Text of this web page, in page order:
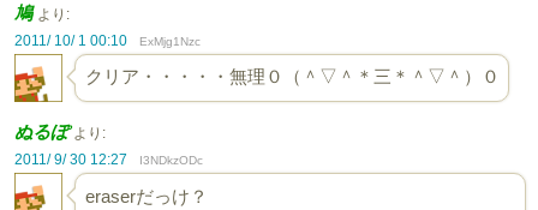
鳩 より:
2011/ 10/ 1 00:10
ExMjg1Nzc
クリア・・・・・無理０（＾▽＾＊三＊＾▽＾）０
ぬるぽ より:
2011/ 9/ 30 12:27
I3NDkzODc
eraserだっけ？